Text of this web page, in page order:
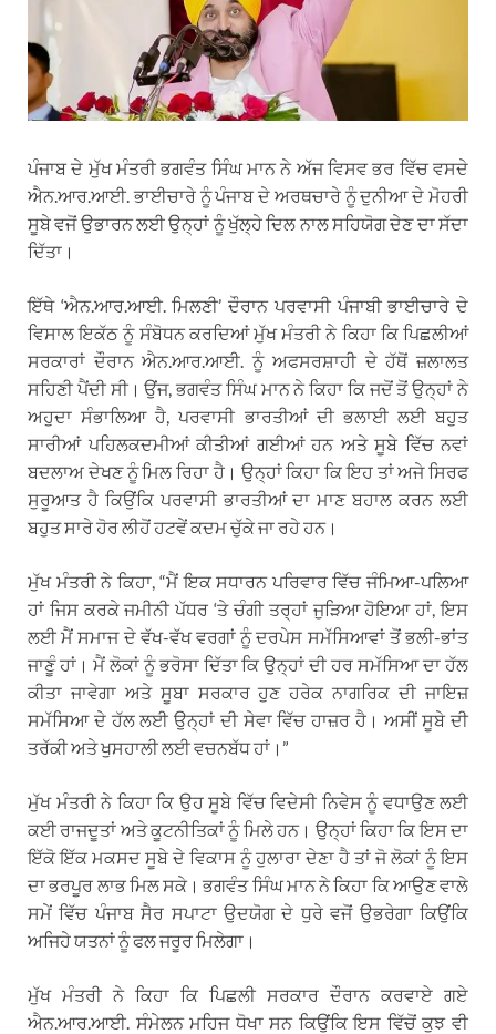
ਪੰਜਾਬ ਦੇ ਮੁੱਖ ਮੰਤਰੀ ਭਗਵੰਤ ਸਿੰਘ ਮਾਨ ਨੇ ਅੱਜ ਵਿਸਵ ਭਰ ਵਿੱਚ ਵਸਦੇ
ਐਨ.ਆਰ.ਆਈ. ਭਾਈਚਾਰੇ ਨੂੰ ਪੰਜਾਬ ਦੇ ਅਰਥਚਾਰੇ ਨੂੰ ਦੁਨੀਆ ਦੇ ਮੋਹਰੀ
ਸੂਬੇ ਵਜੋਂ ਉਭਾਰਨ ਲਈ ਉਨ੍ਹਾਂ ਨੂੰ ਖੁੱਲ੍ਹੇ ਦਿਲ ਨਾਲ ਸਹਿਯੋਗ ਦੇਣ ਦਾ ਸੱਦਾ
ਦਿੱਤਾ।
ਇੱਥੇ ‘ਐਨ.ਆਰ.ਆਈ. ਮਿਲਣੀ’ ਦੌਰਾਨ ਪਰਵਾਸੀ ਪੰਜਾਬੀ ਭਾਈਚਾਰੇ ਦੇ
ਵਿਸਾਲ ਇਕੱਠ ਨੂੰ ਸੰਬੋਧਨ ਕਰਦਿਆਂ ਮੁੱਖ ਮੰਤਰੀ ਨੇ ਕਿਹਾ ਕਿ ਪਿਛਲੀਆਂ
ਸਰਕਾਰਾਂ ਦੌਰਾਨ ਐਨ.ਆਰ.ਆਈ. ਨੂੰ ਅਫਸਰਸ਼ਾਹੀ ਦੇ ਹੱਥੋਂ ਜ਼ਲਾਲਤ
ਸਹਿਣੀ ਪੈਂਦੀ ਸੀ। ਉਂਜ, ਭਗਵੰਤ ਸਿੰਘ ਮਾਨ ਨੇ ਕਿਹਾ ਕਿ ਜਦੋਂ ਤੋਂ ਉਨ੍ਹਾਂ ਨੇ
ਅਹੁਦਾ ਸੰਭਾਲਿਆ ਹੈ, ਪਰਵਾਸੀ ਭਾਰਤੀਆਂ ਦੀ ਭਲਾਈ ਲਈ ਬਹੁਤ
ਸਾਰੀਆਂ ਪਹਿਲਕਦਮੀਆਂ ਕੀਤੀਆਂ ਗਈਆਂ ਹਨ ਅਤੇ ਸੂਬੇ ਵਿੱਚ ਨਵਾਂ
ਬਦਲਾਅ ਦੇਖਣ ਨੂੰ ਮਿਲ ਰਿਹਾ ਹੈ। ਉਨ੍ਹਾਂ ਕਿਹਾ ਕਿ ਇਹ ਤਾਂ ਅਜੇ ਸਿਰਫ
ਸੁਰੂਆਤ ਹੈ ਕਿਉਂਕਿ ਪਰਵਾਸੀ ਭਾਰਤੀਆਂ ਦਾ ਮਾਣ ਬਹਾਲ ਕਰਨ ਲਈ
ਬਹੁਤ ਸਾਰੇ ਹੋਰ ਲੀਹੋਂ ਹਟਵੇਂ ਕਦਮ ਚੁੱਕੇ ਜਾ ਰਹੇ ਹਨ।
ਮੁੱਖ ਮੰਤਰੀ ਨੇ ਕਿਹਾ, “ਮੈਂ ਇਕ ਸਧਾਰਨ ਪਰਿਵਾਰ ਵਿੱਚ ਜੰਮਿਆ-ਪਲਿਆ
ਹਾਂ ਜਿਸ ਕਰਕੇ ਜਮੀਨੀ ਪੱਧਰ ‘ਤੇ ਚੰਗੀ ਤਰ੍ਹਾਂ ਜੁੜਿਆ ਹੋਇਆ ਹਾਂ, ਇਸ
ਲਈ ਮੈਂ ਸਮਾਜ ਦੇ ਵੱਖ-ਵੱਖ ਵਰਗਾਂ ਨੂੰ ਦਰਪੇਸ ਸਮੱਸਿਆਵਾਂ ਤੋਂ ਭਲੀ-ਭਾਂਤ
ਜਾਣੂੰ ਹਾਂ। ਮੈਂ ਲੋਕਾਂ ਨੂੰ ਭਰੋਸਾ ਦਿੱਤਾ ਕਿ ਉਨ੍ਹਾਂ ਦੀ ਹਰ ਸਮੱਸਿਆ ਦਾ ਹੱਲ
ਕੀਤਾ ਜਾਵੇਗਾ ਅਤੇ ਸੂਬਾ ਸਰਕਾਰ ਹੁਣ ਹਰੇਕ ਨਾਗਰਿਕ ਦੀ ਜਾਇਜ਼
ਸਮੱਸਿਆ ਦੇ ਹੱਲ ਲਈ ਉਨ੍ਹਾਂ ਦੀ ਸੇਵਾ ਵਿੱਚ ਹਾਜ਼ਰ ਹੈ। ਅਸੀਂ ਸੂਬੇ ਦੀ
ਤਰੱਕੀ ਅਤੇ ਖੁਸਹਾਲੀ ਲਈ ਵਚਨਬੱਧ ਹਾਂ।”
ਮੁੱਖ ਮੰਤਰੀ ਨੇ ਕਿਹਾ ਕਿ ਉਹ ਸੂਬੇ ਵਿੱਚ ਵਿਦੇਸੀ ਨਿਵੇਸ ਨੂੰ ਵਧਾਉਣ ਲਈ
ਕਈ ਰਾਜਦੂਤਾਂ ਅਤੇ ਕੂਟਨੀਤਿਕਾਂ ਨੂੰ ਮਿਲੇ ਹਨ। ਉਨ੍ਹਾਂ ਕਿਹਾ ਕਿ ਇਸ ਦਾ
ਇੱਕੋ ਇੱਕ ਮਕਸਦ ਸੂਬੇ ਦੇ ਵਿਕਾਸ ਨੂੰ ਹੁਲਾਰਾ ਦੇਣਾ ਹੈ ਤਾਂ ਜੋ ਲੋਕਾਂ ਨੂੰ ਇਸ
ਦਾ ਭਰਪੂਰ ਲਾਭ ਮਿਲ ਸਕੇ। ਭਗਵੰਤ ਸਿੰਘ ਮਾਨ ਨੇ ਕਿਹਾ ਕਿ ਆਉਣ ਵਾਲੇ
ਸਮੇਂ ਵਿੱਚ ਪੰਜਾਬ ਸੈਰ ਸਪਾਟਾ ਉਦਯੋਗ ਦੇ ਧੁਰੇ ਵਜੋਂ ਉਭਰੇਗਾ ਕਿਉਂਕਿ
ਅਜਿਹੇ ਯਤਨਾਂ ਨੂੰ ਫਲ ਜਰੂਰ ਮਿਲੇਗਾ।
ਮੁੱਖ ਮੰਤਰੀ ਨੇ ਕਿਹਾ ਕਿ ਪਿਛਲੀ ਸਰਕਾਰ ਦੌਰਾਨ ਕਰਵਾਏ ਗਏ
ਐਨ.ਆਰ.ਆਈ. ਸੰਮੇਲਨ ਮਹਿਜ ਧੋਖਾ ਸਨ ਕਿਉਂਕਿ ਇਸ ਵਿੱਚੋਂ ਕੁਝ ਵੀ